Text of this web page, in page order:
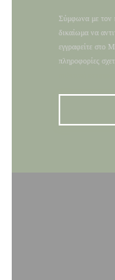
Σύμφωνα με τον
δικαίωμα να
εγγραφείτε στο
πληροφορίες